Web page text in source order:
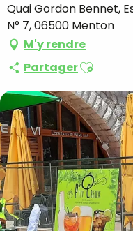
Quai Gordon Bennet,
N° 7, 06500 Menton
M'y rendre
PartagerAjouter